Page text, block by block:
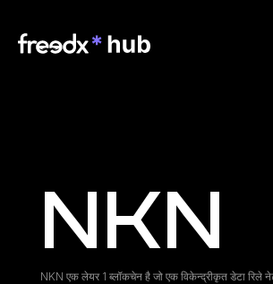
NKN
NKN एक लेयर 1 ब्लॉकचेन है जो एक विकेन्द्रीकृत डेटा रिले